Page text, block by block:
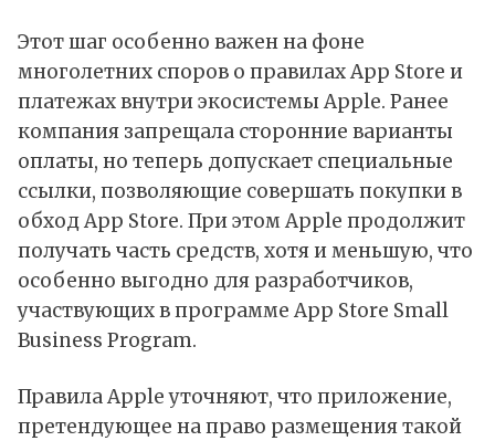
Этот шаг особенно важен на фоне
многолетних споров о правилах App Store и
платежах внутри экосистемы Apple. Ранее
компания запрещала сторонние варианты
оплаты, но теперь допускает специальные
ссылки, позволяющие совершать покупки в
обход App Store. При этом Apple продолжит
получать часть средств, хотя и меньшую, что
особенно выгодно для разработчиков,
участвующих в программе App Store Small
Business Program.
Правила Apple уточняют, что приложение,
претендующее на право размещения такой